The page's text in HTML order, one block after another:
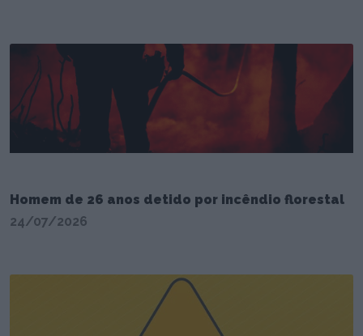
Homem de 26 anos detido por incêndio florestal
24/07/2026